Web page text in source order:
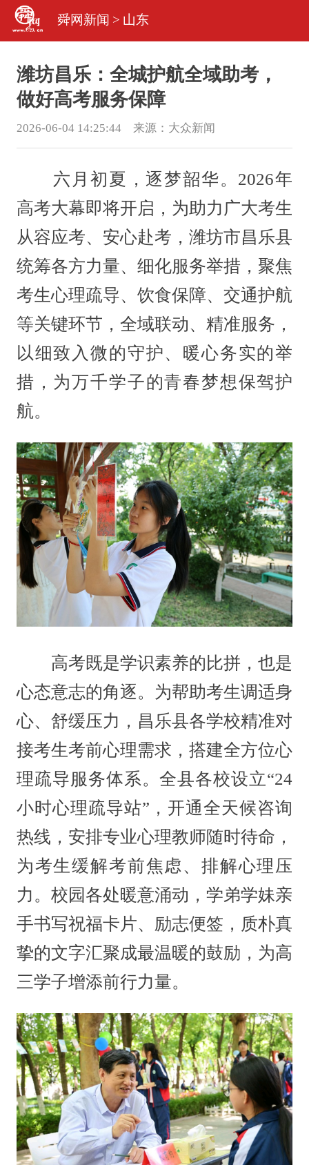
舜网新闻 > 山东
潍坊昌乐：全城护航全域助考，
做好高考服务保障
2026-06-04 14:25:44 来源： 大众新闻
六月初夏，逐梦韶华。2026年
高考大幕即将开启，为助力广大考生
从容应考、安心赴考，潍坊市昌乐县
统筹各方力量、细化服务举措，聚焦
考生心理疏导、饮食保障、交通护航
等关键环节，全域联动、精准服务，
以细致入微的守护、暖心务实的举
措，为万千学子的青春梦想保驾护
航。
高考既是学识素养的比拼，也是
心态意志的角逐。为帮助考生调适身
心、舒缓压力，昌乐县各学校精准对
接考生考前心理需求，搭建全方位心
理疏导服务体系。全县各校设立“24
小时心理疏导站”，开通全天候咨询
热线，安排专业心理教师随时待命，
为考生缓解考前焦虑、排解心理压
力。校园各处暖意涌动，学弟学妹亲
手书写祝福卡片、励志便签，质朴真
挚的文字汇聚成最温暖的鼓励，为高
三学子增添前行力量。